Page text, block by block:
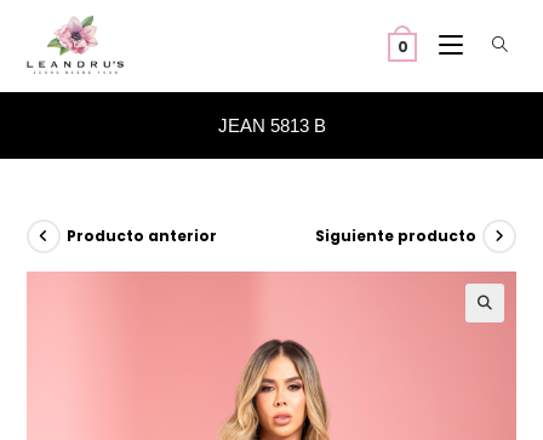
contenido
0
JEAN 5813 B
Producto anterior Siguiente producto